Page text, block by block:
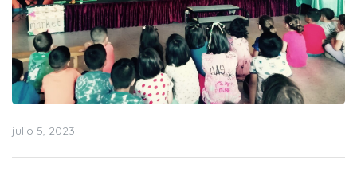
julio 5, 2023